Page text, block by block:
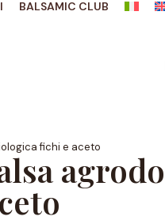
BALSAMIC CLUB
fichi e aceto